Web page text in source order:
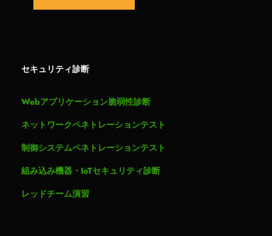
セキュリティ診断
Webアプリケーション脆弱性診断
ネットワークペネトレーションテスト
制御システムペネトレーションテスト
組み込み機器・IoTセキュリティ診断
レッドチーム演習